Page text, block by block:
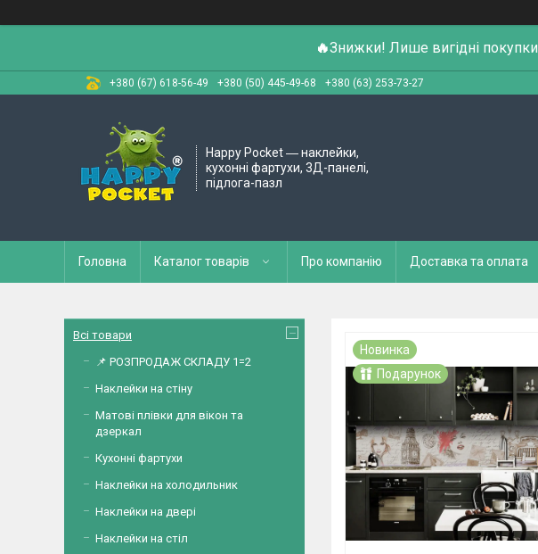
🔥Знижки! Лише вигідні покупки
+380 (67) 618-56-49 +380 (50) 445-49-68 +380 (63) 253-73-27
Happy Pocket ― наклейки,
кухонні фартухи, 3Д-панелі,
підлога-пазл
Головна Каталог товарів Про компанію Доставка та оплата
Подарунок
Новинка
Всі товари
📌 РОЗПРОДАЖ СКЛАДУ 1=2
Наклейки на стіну
Матові плівки для вікон та
дзеркал
Кухонні фартухи
Наклейки на холодильник
Наклейки на двері
Наклейки на стіл